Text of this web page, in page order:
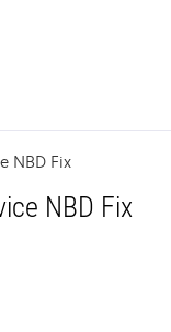
NBD Fix
NBD Fix